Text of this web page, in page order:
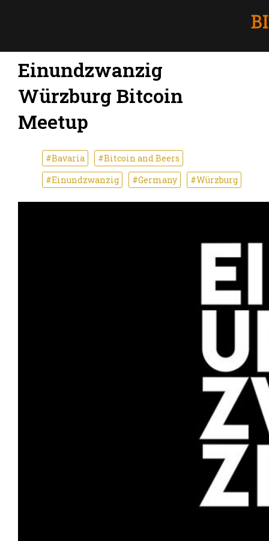
Einundzwanzig
Würzburg Bitcoin
Meetup
#Bavaria
#Bitcoin and Beers
#Einundzwanzig
#Germany #Würzburg